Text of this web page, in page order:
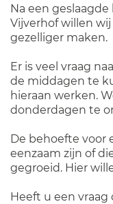
Na een
Vijverhof willen
gezelliger maken.
Er is veel vraag
de middagen te
hieraan werken.
donderdagen te
De behoefte voor
eenzaam zijn of
gegroeid. Hier
Heeft u een